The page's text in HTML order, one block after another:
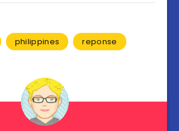
philippines reponse